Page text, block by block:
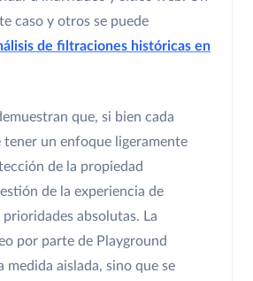
caso y otros se puede
de filtraciones históricas en
que, si bien cada
tener un enfoque ligeramente
de la propiedad
de la experiencia de
prioridades absolutas. La
por parte de Playground
medida aislada, sino que se